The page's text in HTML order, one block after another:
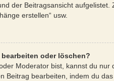
der Beitragsansicht aufgelistet.
erstellen“ usw.
oder löschen?
Moderator bist, kannst du
Beitrag bearbeiten, indem du